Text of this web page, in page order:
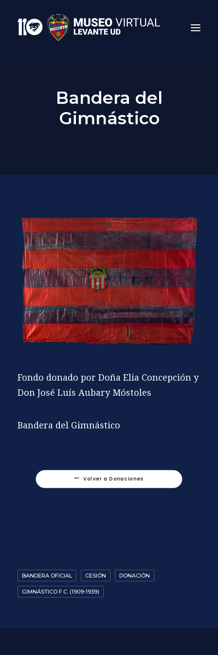
Search
Bandera del
Gimnástico
Fondo donado por Doña Elia Concepción y
Don José Luís Aubary Móstoles
Bandera del Gimnástico
Volver a Donaciones
BANDERA OFICIAL CESIÓN DONACIÓN
GIMNÁSTICO F.C. (1909-1939)